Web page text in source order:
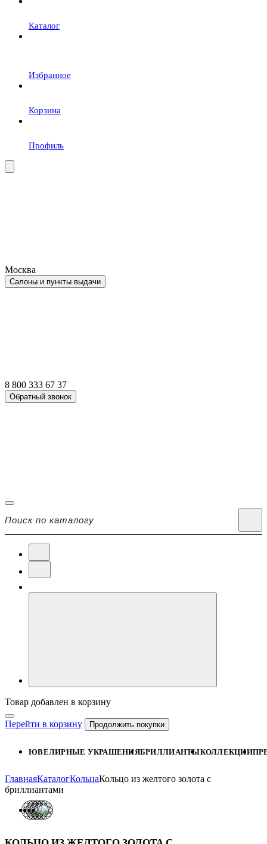
Каталог
Избранное
Корзина
Профиль
Москва
Салоны и пункты выдачи
8 800 333 67 37
Обратный звонок
Товар добавлен в корзину
Перейти в корзину Продолжить покупки
ЮВЕЛИРНЫЕ УКРАШЕНИЯБРИЛЛИАНТЫКОЛЛЕКЦИИ
ГлавнаяКаталогКольцаКольцо из желтого золота с
бриллиантами